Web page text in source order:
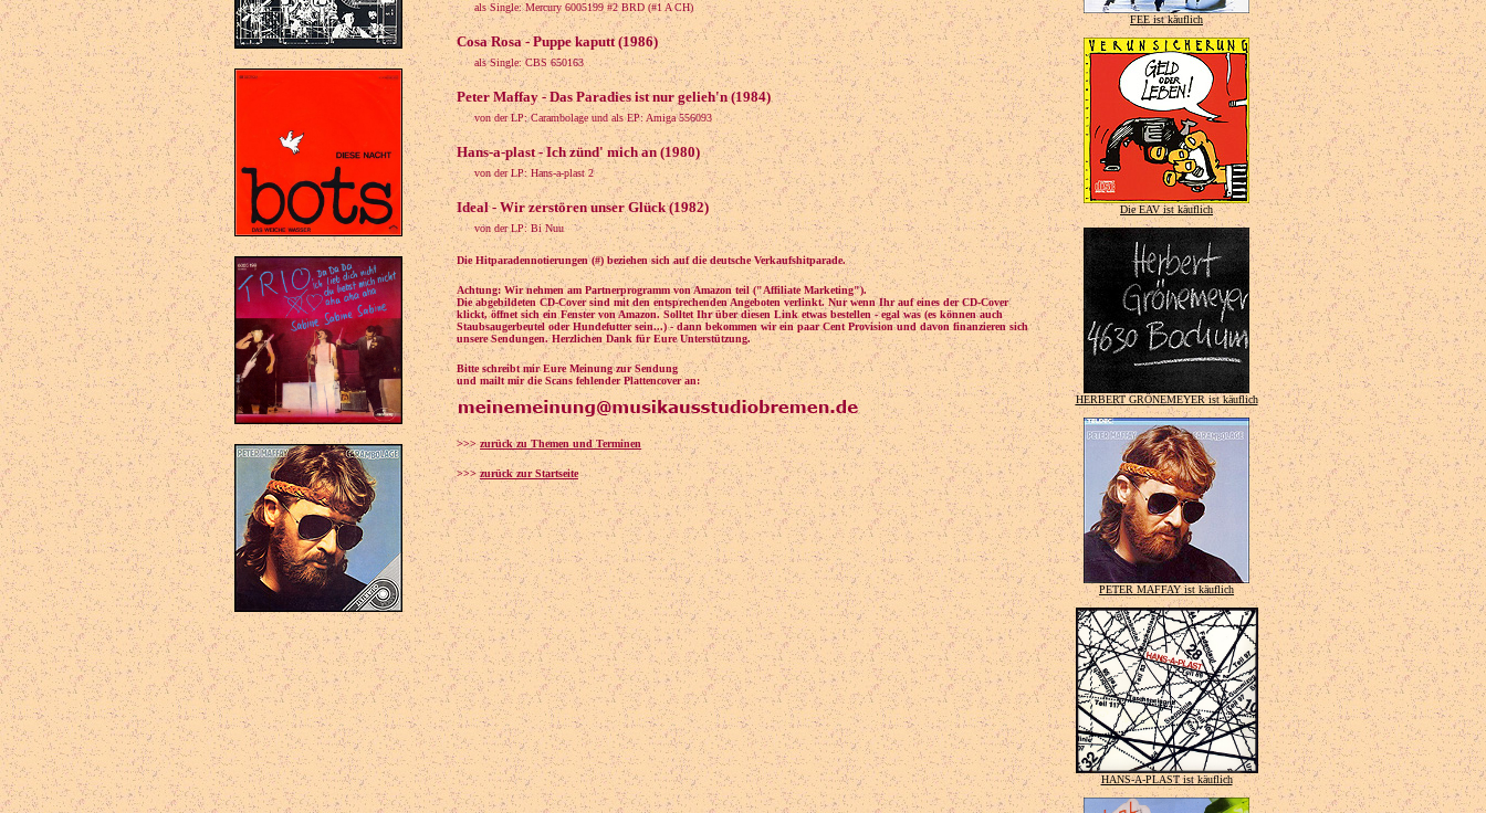
als Single: Mercury 6005199 #2 BRD (#1 A CH)
Cosa Rosa - Puppe kaputt (1986)
als Single: CBS 650163
Peter Maffay - Das Paradies ist nur gelieh'n (1984)
von der LP: Carambolage und als EP: Amiga 556093
Hans-a-plast - Ich zünd' mich an (1980)
von der LP: Hans-a-plast 2
Ideal - Wir zerstören unser Glück (1982)
von der LP: Bi Nuu
Die Hitparadennotierungen (#) beziehen sich auf die deutsche Verkaufshitparade.
Achtung: Wir nehmen am Partnerprogramm von Amazon teil ("Affiliate Marketing").
Die abgebildeten CD-Cover sind mit den entsprechenden Angeboten verlinkt. Nur wenn Ihr auf eines der CD-Cover
klickt, öffnet sich ein Fenster von Amazon. Solltet Ihr über diesen Link etwas bestellen - egal was (es können auch
Staubsaugerbeutel oder Hundefutter sein...) - dann bekommen wir ein paar Cent Provision und davon finanzieren sich
unsere Sendungen. Herzlichen Dank für Eure Unterstützung.
Bitte schreibt mir Eure Meinung zur Sendung
und mailt mir die Scans fehlender Plattencover an:
>>>zurück zu Themen und Terminen
>>>zurück zur Startseite
FEE ist käuflich
Die EAV ist käuflich
HERBERT GRÖNEMEYER ist käuflich
PETER MAFFAY ist käuflich
HANS-A-PLAST ist käuflich